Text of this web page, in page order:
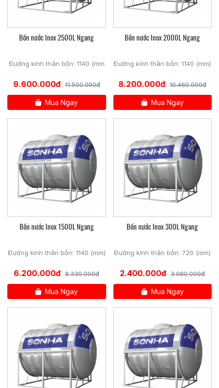
Bồn nước Inox 2500L Ngang
Đường kính thân bồn: 1140 (mm
9.600.000đ 11.500.000đ
Mua Ngay
Bồn nước Inox 2000L Ngang
Đường kính thân bồn: 1140 (mm)
8.200.000đ 10.460.000đ
Mua Ngay
Bồn nước Inox 1500L Ngang
Đường kính thân bồn: 1140 (mm)
6.200.000đ 8.330.000đ
Mua Ngay
Bồn nước Inox 300L Ngang
Đường kính thân bồn: 720 (mm)
2.400.000đ 3.080.000đ
Mua Ngay